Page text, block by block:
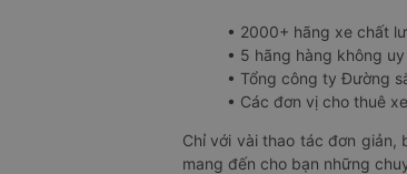
• 2000+ hãng xe chất
• 5 hãng hàng không
• Tổng công ty Đường
• Các đơn vị cho thuê
Chỉ với vài thao tác đơn giản,
mang đến cho bạn những